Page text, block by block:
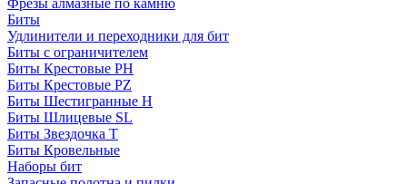
Фрезы алмазные по камню
Биты
Удлинители и переходники для бит
Биты с ограничителем
Биты Крестовые PH
Биты Крестовые PZ
Биты Шестигранные H
Биты Шлицевые SL
Биты Звездочка T
Биты Кровельные
Наборы бит